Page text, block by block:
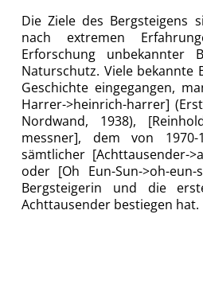
Die Ziele des Bergsteigens
nach extremen
Erforschung unbekannter
Naturschutz. Viele bekannte
Geschichte eingegangen,
Harrer->heinrich-harrer]
Nordwand, 1938),
messner], dem von 1970-
sämtlicher [Achttausender-
oder [Oh Eun-Sun->oh-
Bergsteigerin und die
Achttausender bestiegen hat.